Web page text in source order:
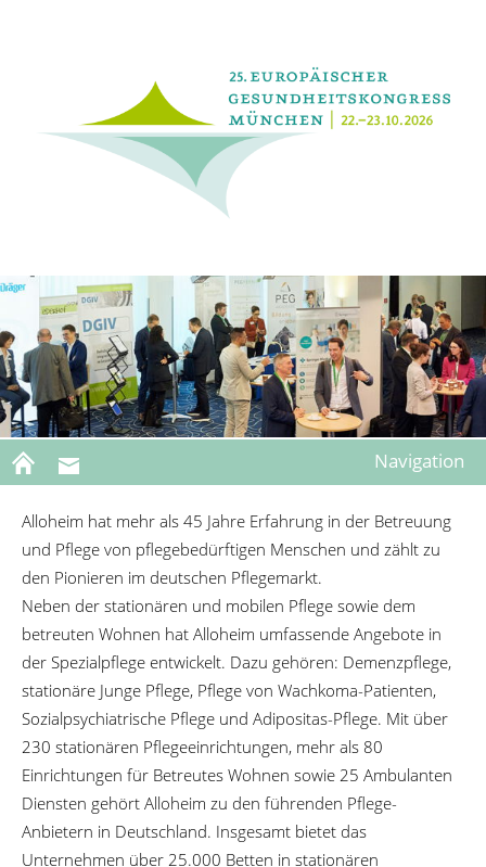
Navigation
Alloheim hat mehr als 45 Jahre Erfahrung in der Betreuung
und Pflege von pflegebedürftigen Menschen und zählt zu
den Pionieren im deutschen Pflegemarkt.
Neben der stationären und mobilen Pflege sowie dem
betreuten Wohnen hat Alloheim umfassende Angebote in
der Spezialpflege entwickelt. Dazu gehören: Demenzpflege,
stationäre Junge Pflege, Pflege von Wachkoma-Patienten,
Sozialpsychiatrische Pflege und Adipositas-Pflege. Mit über
230 stationären Pflegeeinrichtungen, mehr als 80
Einrichtungen für Betreutes Wohnen sowie 25 Ambulanten
Diensten gehört Alloheim zu den führenden Pflege-
Anbietern in Deutschland. Insgesamt bietet das
Unternehmen über 25.000 Betten in stationären